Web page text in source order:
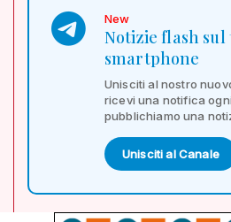
New
Notizie flash sul
smartphone
Unisciti al nostro
ricevi una notifica
pubblichiamo una
Unisciti al Canale